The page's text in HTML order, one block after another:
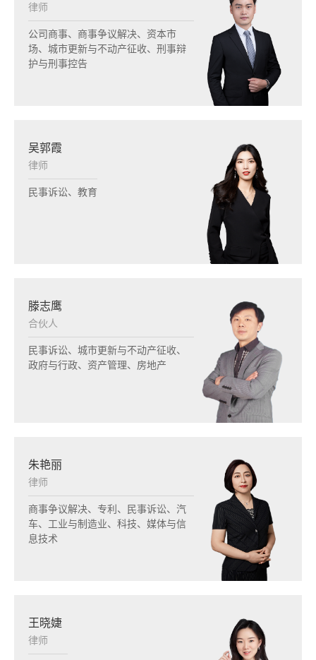
律师
公司商事、商事争议解决、资本市
场、城市更新与不动产征收、刑事辩
护与刑事控告
吴郭霞
律师
民事诉讼、教育
滕志鹰
合伙人
民事诉讼、城市更新与不动产征收、
政府与行政、资产管理、房地产
朱艳丽
律师
商事争议解决、专利、民事诉讼、汽
车、工业与制造业、科技、媒体与信
息技术
王晓婕
律师